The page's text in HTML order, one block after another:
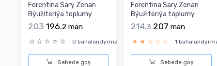
Forentina Sary Zenan
Býužiteriýa toplumy
203 196.2 man
0 bahalandyrma
Sebede goş
Forentina Sary Zenan
Býužiteriýa toplumy
214.3 207man
1
Sebede goş